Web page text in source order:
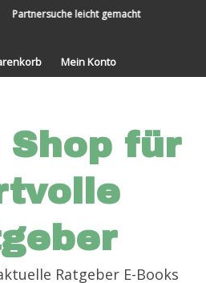
Partnersuche leicht gemacht
Mein Konto
Shop für
Ratgeber E-Books